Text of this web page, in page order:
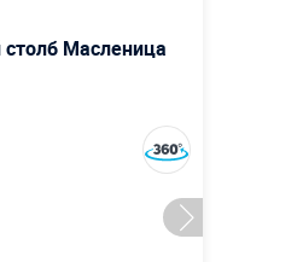
столб Масленица